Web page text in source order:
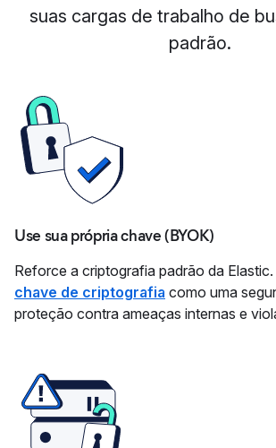
suas cargas de trabalho de
padrão.
Use sua própria chave (BYOK)
Reforce a criptografia padrão da
chave de criptografia como uma
proteção contra ameaças internas e